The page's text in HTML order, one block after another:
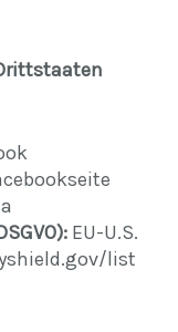
EU-U.S.
list